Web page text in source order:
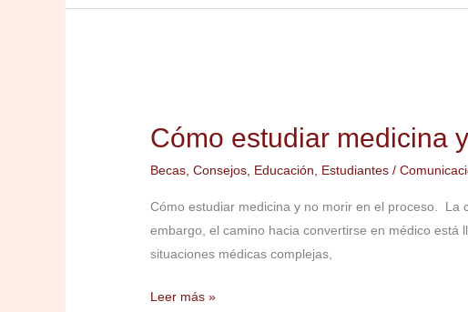
Cómo estudiar medicina
Becas,Consejos, Educación, Estudiantes /
Cómo estudiar medicina y no morir en el proceso. La
embargo, el camino hacia convertirse en médico
situaciones médicas complejas,
medicina
rendirte
en
el
Leer más »